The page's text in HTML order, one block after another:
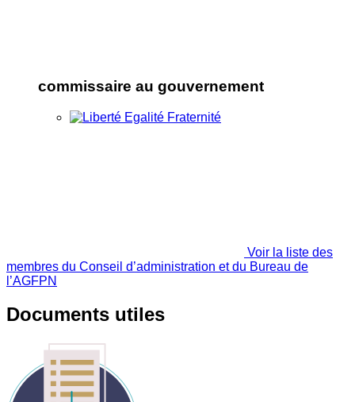
commissaire au gouvernement
Voir la liste des
membres du Conseil d’administration et du Bureau de
l’AGFPN
Documents utiles